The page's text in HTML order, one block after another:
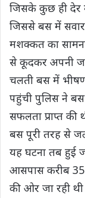
जिसके कुछ ही देर
जिससे बस में सवार
मशक्कत का सामना
से कूदकर अपनी
चलती बस में
पहुंची पुलिस ने
सफलता प्राप्त की
बस पूरी तरह से
यह घटना तब हुई
आसपास करीब 35
की ओर जा रही